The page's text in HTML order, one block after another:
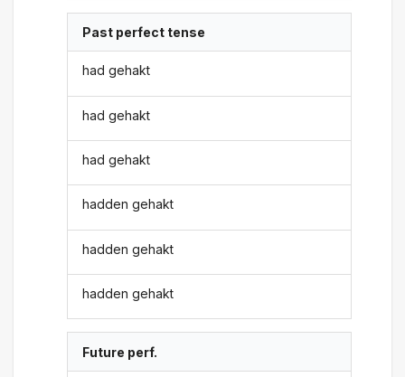
Past perfect tense
had gehakt
had gehakt
had gehakt
hadden gehakt
hadden gehakt
hadden gehakt
Future perf.